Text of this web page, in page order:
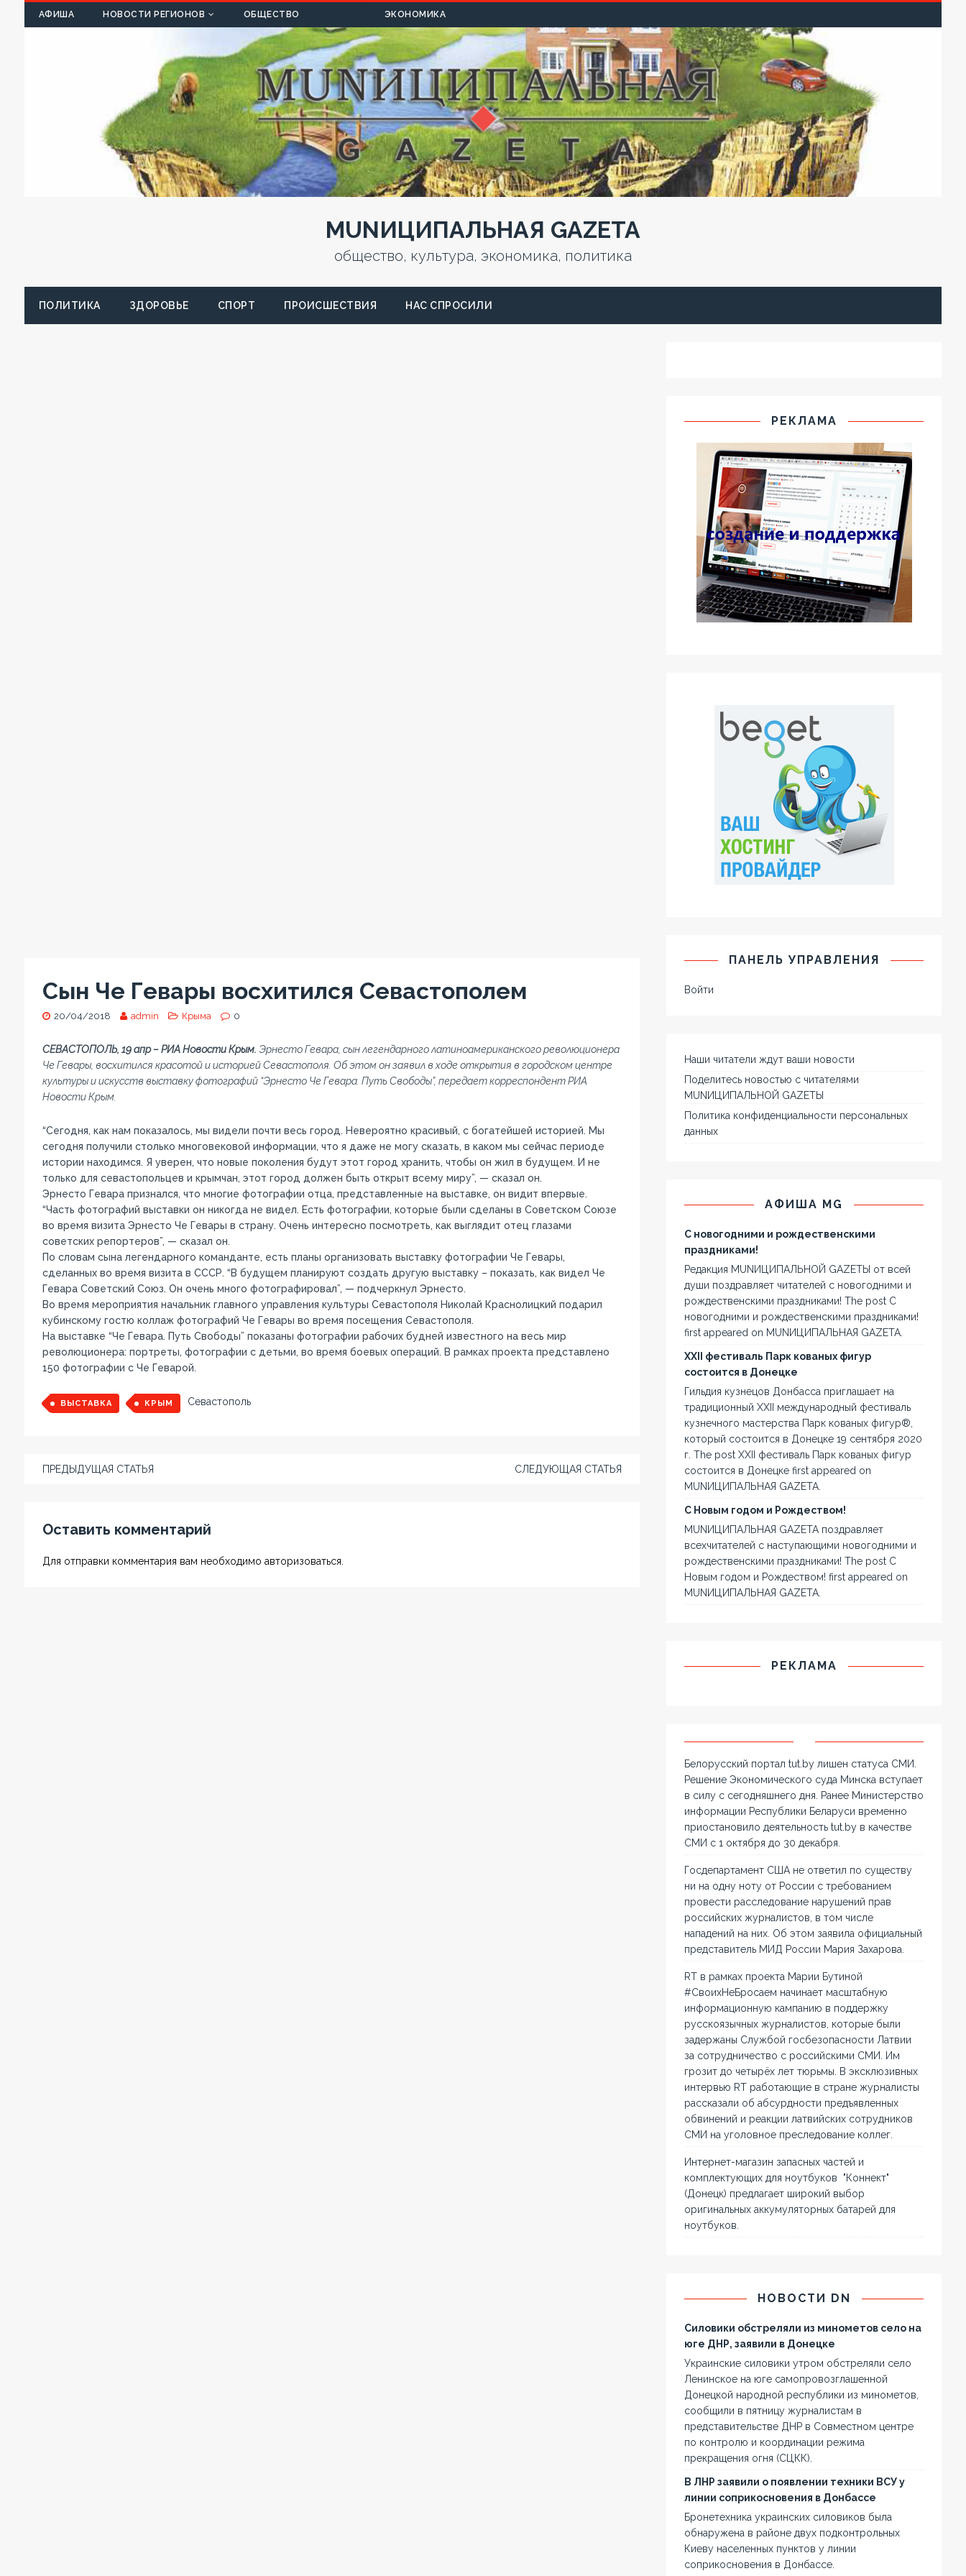
АФИША НОВОСТИ РЕГИОНОВ ОБЩЕСТВО ЭКОНОМИКА
MUNИЦИПАЛЬНАЯ GAZЕТА
общество, культура, экономика, политика
ПОЛИТИКА ЗДОРОВЬЕ СПОРТ ПРОИСШЕСТВИЯ НАС СПРОСИЛИ
Сын Че Гевары восхитился Севастополем
20/04/2018 admin Крыма 0
СЕВАСТОПОЛЬ, 19 апр – РИА Новости Крым. Эрнесто Гевара, сын легендарного латиноамериканского революционера
Че Гевары, восхитился красотой и историей Севастополя. Об этом он заявил в ходе открытия в городском центре
культуры и искусств выставку фотографий “Эрнесто Че Гевара. Путь Свободы”, передает корреспондент РИА
Новости Крым.
“Сегодня, как нам показалось, мы видели почти весь город. Невероятно красивый, с богатейшей историей. Мы
сегодня получили столько многовековой информации, что я даже не могу сказать, в каком мы сейчас периоде
истории находимся. Я уверен, что новые поколения будут этот город хранить, чтобы он жил в будущем. И не
только для севастопольцев и крымчан, этот город должен быть открыт всему миру”, — сказал он.
Эрнесто Гевара признался, что многие фотографии отца, представленные на выставке, он видит впервые.
“Часть фотографий выставки он никогда не видел. Есть фотографии, которые были сделаны в Советском Союзе
во время визита Эрнесто Че Гевары в страну. Очень интересно посмотреть, как выглядит отец глазами
советских репортеров”, — сказал он.
По словам сына легендарного команданте, есть планы организовать выставку фотографии Че Гевары,
сделанных во время визита в СССР. “В будущем планируют создать другую выставку – показать, как видел Че
Гевара Советский Союз. Он очень много фотографировал”, — подчеркнул Эрнесто.
Во время мероприятия начальник главного управления культуры Севастополя Николай Краснолицкий подарил
кубинскому гостю коллаж фотографий Че Гевары во время посещения Севастополя.
На выставке “Че Гевара. Путь Свободы” показаны фотографии рабочих будней известного на весь мир
революционера: портреты, фотографии с детьми, во время боевых операций. В рамках проекта представлено
150 фотографии с Че Геварой.
ВЫСТАВКА КРЫМ Севастополь
ПРЕДЫДУЩАЯ СТАТЬЯ СЛЕДУЮЩАЯ СТАТЬЯ
Оставить комментарий
Для отправки комментария вам необходимо авторизоваться.
РЕКЛАМА
ПАНЕЛЬ УПРАВЛЕНИЯ
Войти
Наши читатели ждут ваши новости
Поделитесь новостью с читателями
MUNИЦИПАЛЬНОЙ GAZЕТЫ
Политика конфиденциальности персональных
данных
АФИША MG
С новогодними и рождественскими
праздниками!
Редакция MUNИЦИПАЛЬНОЙ GAZЕТЫ от всей
души поздравляет читателей с новогодними и
рождественскими праздниками! The post С
новогодними и рождественскими праздниками!
first appeared on MUNИЦИПАЛЬНАЯ GAZЕТА.
XXII фестиваль Парк кованых фигур
состоится в Донецке
Гильдия кузнецов Донбасса приглашает на
традиционный XXII международный фестиваль
кузнечного мастерства Парк кованых фигур®,
который состоится в Донецке 19 сентября 2020
г. The post XXII фестиваль Парк кованых фигур
состоится в Донецке first appeared on
MUNИЦИПАЛЬНАЯ GAZЕТА.
С Новым годом и Рождеством!
MUNИЦИПАЛЬНАЯ GAZЕТА поздравляет
всехчитателей с наступающими новогодними и
рождественскими праздниками! The post С
Новым годом и Рождеством! first appeared on
MUNИЦИПАЛЬНАЯ GAZЕТА.
РЕКЛАМА
Белорусский портал tut.by лишен статуса СМИ.
Решение Экономического суда Минска вступает
в силу с сегодняшнего дня. Ранее Министерство
информации Республики Беларуси временно
приостановило деятельность tut.by в качестве
СМИ с 1 октября до 30 декабря.
Госдепартамент США не ответил по существу
ни на одну ноту от России с требованием
провести расследование нарушений прав
российских журналистов, в том числе
нападений на них. Об этом заявила официальный
представитель МИД России Мария Захарова.
RT в рамках проекта Марии Бутиной
#СвоихНеБросаем начинает масштабную
информационную кампанию в поддержку
русскоязычных журналистов, которые были
задержаны Службой госбезопасности Латвии
за сотрудничество с российскими СМИ. Им
грозит до четырёх лет тюрьмы. В эксклюзивных
интервью RT работающие в стране журналисты
рассказали об абсурдности предъявленных
обвинений и реакции латвийских сотрудников
СМИ на уголовное преследование коллег.
Интернет-магазин запасных частей и
комплектующих для ноутбуков "Коннект"
(Донецк) предлагает широкий выбор
оригинальных аккумуляторных батарей для
ноутбуков.
НОВОСТИ DN
Силовики обстреляли из минометов село на
юге ДНР, заявили в Донецке
Украинские силовики утром обстреляли село
Ленинское на юге самопровозглашенной
Донецкой народной республики из минометов,
сообщили в пятницу журналистам в
представительстве ДНР в Совместном центре
по контролю и координации режима
прекращения огня (СЦКК).
В ЛНР заявили о появлении техники ВСУ у
линии соприкосновения в Донбассе
Бронетехника украинских силовиков была
обнаружена в районе двух подконтрольных
Киеву населенных пунктов у линии
соприкосновения в Донбассе.